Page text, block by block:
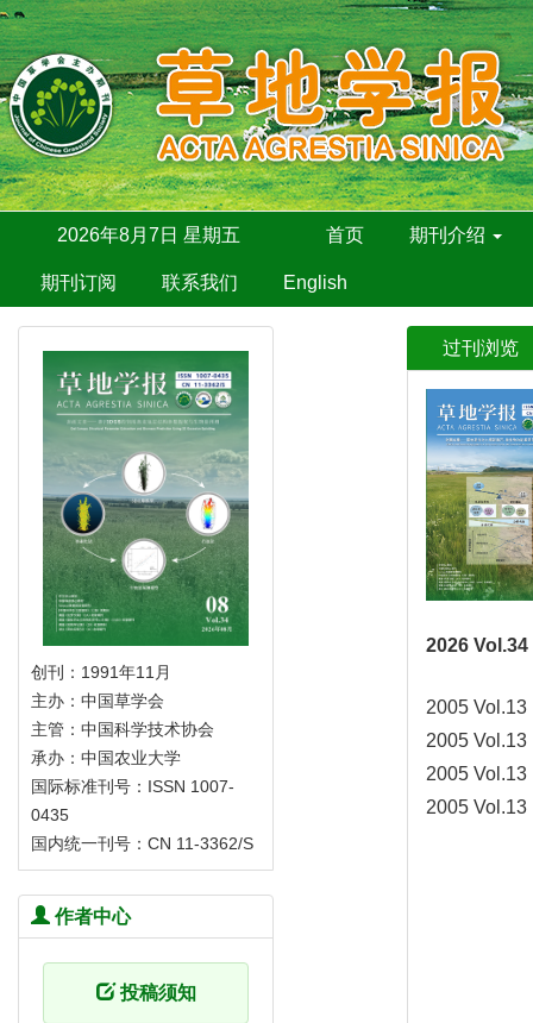
2026年8月7日 星期五 首页 期刊介绍
期刊订阅 联系我们 English
过刊浏览
2026 Vol.34
2005
2005
2005
2005
创刊：1991年11月
主办：中国草学会
主管：中国科学技术协会
承办：中国农业大学
国际标准刊号：ISSN 1007-
0435
国内统一刊号：CN 11-3362/S
作者中心
投稿须知